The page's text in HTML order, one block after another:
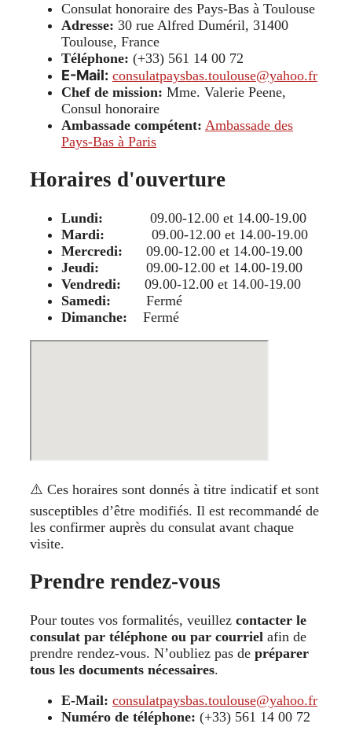
Consulat honoraire des Pays-Bas à Toulouse
Adresse: 30 rue Alfred Duméril, 31400
Toulouse, France
Téléphone: (+33) 561 14 00 72
E-Mail: consulatpaysbas.toulouse@yahoo.fr
Chef de mission: Mme. Valerie Peene,
Consul honoraire
Ambassade compétent: Ambassade des
Pays-Bas à Paris
Horaires d'ouverture
Lundi: 09.00-12.00 et 14.00-19.00
Mardi: 09.00-12.00 et 14.00-19.00
Mercredi: 09.00-12.00 et 14.00-19.00
Jeudi: 09.00-12.00 et 14.00-19.00
Vendredi: 09.00-12.00 et 14.00-19.00
Samedi: Fermé
Dimanche: Fermé
⚠️ Ces horaires sont donnés à titre indicatif et sont
susceptibles d’être modifiés. Il est recommandé de
les confirmer auprès du consulat avant chaque
visite.
Prendre rendez-vous
Pour toutes vos formalités, veuillez contacter le
consulat par téléphone ou par courriel afin de
prendre rendez-vous. N’oubliez pas de préparer
tous les documents nécessaires.
E-Mail: consulatpaysbas.toulouse@yahoo.fr
Numéro de téléphone: (+33) 561 14 00 72